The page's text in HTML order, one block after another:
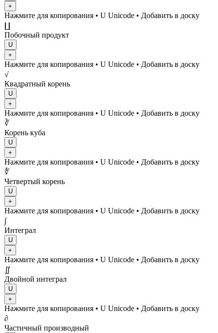
+
Нажмите для копирования • U Unicode • Добавить в доску
Побочный продукт
U
+
Нажмите для копирования • U Unicode • Добавить в доску
√
Квадратный корень
U
+
Нажмите для копирования • U Unicode • Добавить в доску
∛
Корень куба
U
+
Нажмите для копирования • U Unicode • Добавить в доску
∜
Четвертый корень
U
+
Нажмите для копирования • U Unicode • Добавить в доску
∫
Интеграл
U
+
Нажмите для копирования • U Unicode • Добавить в доску
∬
Двойной интеграл
U
+
Нажмите для копирования • U Unicode • Добавить в доску
∂
Частичный производный